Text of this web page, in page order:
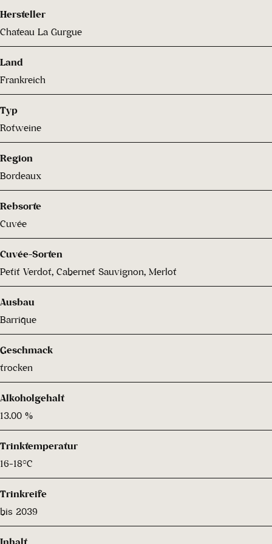
Hersteller
Chateau La Gurgue
Land
Frankreich
Typ
Rotweine
Region
Bordeaux
Rebsorte
Cuvée
Cuvée-Sorten
Petit Verdot, Cabernet Sauvignon, Merlot
Ausbau
Barrique
Geschmack
trocken
Alkoholgehalt
13.00 %
Trinktemperatur
16-18°C
Trinkreife
bis 2039
Inhalt